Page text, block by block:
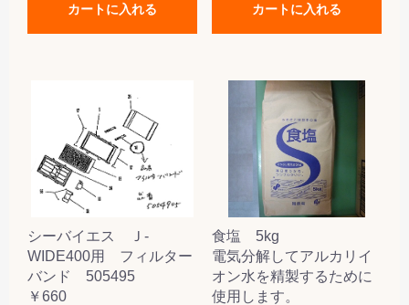
カートに入れる カートに入れる
シーバイエス Ｊ-
WIDE400用 フィルター
バンド 505495
￥660
食塩 5kg
電気分解してアルカリイ
オン水を精製するために
使用します。